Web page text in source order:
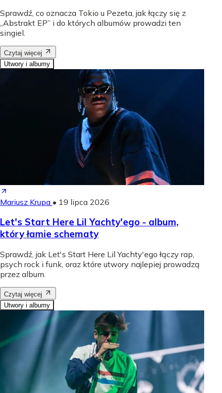
Sprawdź, co oznacza Tokio u Pezeta, jak łączy się z
„Abstrakt EP” i do których albumów prowadzi ten
singiel.
Czytaj więcej
Utwory i albumy
Mariusz Krupa • 19 lipca 2026
Let's Start Here Lil Yachty'ego - album,
który łamie schematy
Sprawdź, jak Let's Start Here Lil Yachty'ego łączy rap,
psych rock i funk, oraz które utwory najlepiej prowadzą
przez album.
Czytaj więcej
Utwory i albumy